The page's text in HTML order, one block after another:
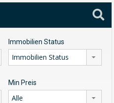
Immobilien Status
Immobilien Status
Min Preis
Alle